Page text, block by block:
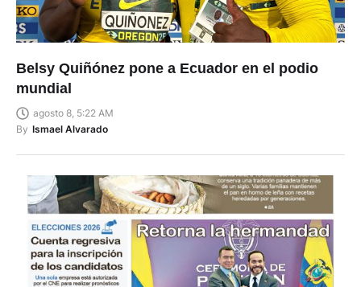
Belsy Quiñónez pone a Ecuador en el podio
mundial
agosto 8, 5:22 AM
By Ismael Alvarado